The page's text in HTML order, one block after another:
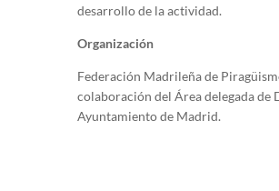
desarrollo de la actividad.
Organización
Federación Madrileña de
colaboración del Área delegada de
Ayuntamiento de Madrid.